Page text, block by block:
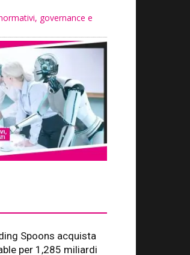
governance e
Spoons acquista
per 1,285 miliardi